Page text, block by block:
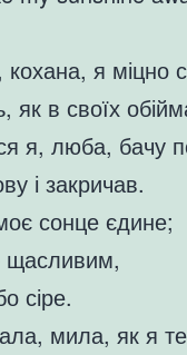
я міцно
як в своїх
я, люба, бачу
і закричав.
сонце єдине;
сіре.
мила, як я